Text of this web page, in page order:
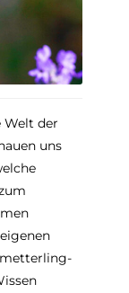
Welt der
uns